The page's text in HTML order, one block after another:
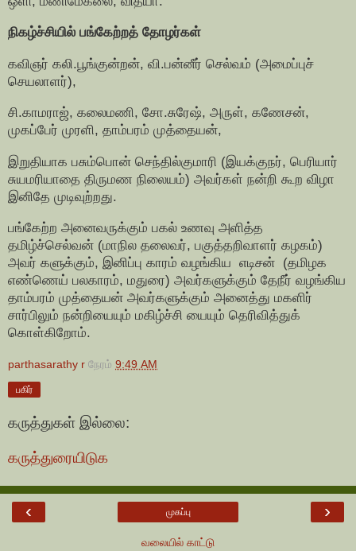
நிகழ்ச்சியில் பங்கேற்றத் தோழர்கள்
கவிஞர் கலி.பூங்குன்றன், வி.பன்னீர் செல்வம் (அமைப்புச்
செயலாளர்),
சி.காமராஜ், கலைமணி, சோ.சுரேஷ், அருள், கணேசன்,
முகப்பேர் முரளி, தாம்பரம் முத்தையன்,
இறுதியாக பசும்பொன் செந்தில்குமாரி (இயக்குநர், பெரியார்
சுயமரியாதை திருமண நிலையம்) அவர்கள் நன்றி கூற விழா
இனிதே முடிவுற்றது.
பங்கேற்ற அனைவருக்கும் பகல் உணவு அளித்த
தமிழ்ச்செல்வன் (மாநில தலைவர், பகுத்தறிவாளர் கழகம்)
அவர் களுக்கும், இனிப்பு காரம் வழங்கிய எடிசன் (தமிழக
எண்ணெய் பலகாரம், மதுரை) அவர்களுக்கும் தேநீர் வழங்கிய
தாம்பரம் முத்தையன் அவர்களுக்கும் அனைத்து மகளிர்
சார்பிலும் நன்றியையும் மகிழ்ச்சி யையும் தெரிவித்துக்
கொள்கிறோம்.
parthasarathy r நேரம் 9:49 AM
பகிர்
கருத்துகள் இல்லை:
கருத்துரையிடுக
‹ ›
முகப்பு
வலையில் காட்டு